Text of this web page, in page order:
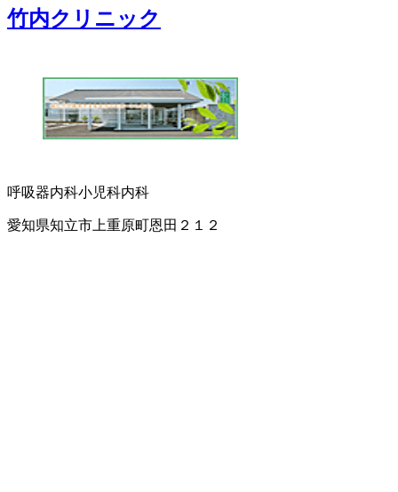
竹内クリニック
呼吸器内科小児科内科
愛知県知立市上重原町恩田２１２